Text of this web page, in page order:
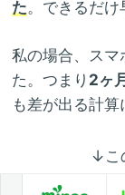
た。できるだけ
私の場合、スマ
た。つまり 2ヶ
も差が出る計算
↓こ